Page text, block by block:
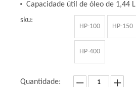
Capacidade útil de óleo de 1,44 L
sku:
HP-100 HP-150
HP-400
Quantidade: